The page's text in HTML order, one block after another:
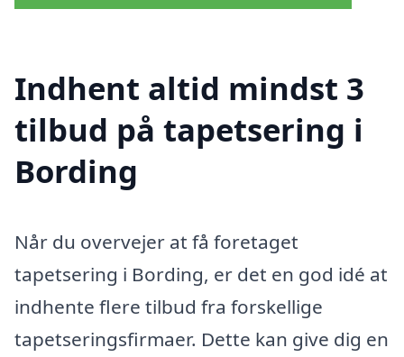
Indhent altid mindst 3
tilbud på tapetsering i
Bording
Når du overvejer at få foretaget
tapetsering i Bording, er det en god idé at
indhente flere tilbud fra forskellige
tapetseringsfirmaer. Dette kan give dig en